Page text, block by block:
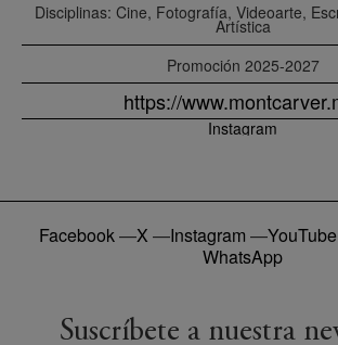
Disciplinas: Cine, Fotografía, Videoarte,
Artística
Promoción 2025-2027
https://
Instagram
Facebook—X —Instagram —YouTube
WhatsApp
Suscríbete a nuestra